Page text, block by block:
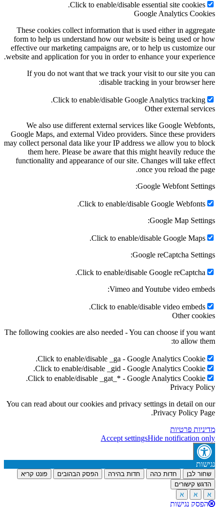
Click to enable/disable essential site cookies.
Google Analytics Cookies
These cookies collect information that is used either in aggregate
form to help us understand how our website is being used or how
effective our marketing campaigns are, or to help us customize our
website and application for you in order to enhance your experience.
If you do not want that we track your visit to our site you can
disable tracking in your browser here:
Click to enable/disable Google Analytics tracking.
Other external services
We also use different external services like Google Webfonts,
Google Maps, and external Video providers. Since these providers
may collect personal data like your IP address we allow you to block
them here. Please be aware that this might heavily reduce the
functionality and appearance of our site. Changes will take effect
once you reload the page.
Google Webfont Settings:
Click to enable/disable Google Webfonts.
Google Map Settings:
Click to enable/disable Google Maps.
Google reCaptcha Settings:
Click to enable/disable Google reCaptcha.
Vimeo and Youtube video embeds:
Click to enable/disable video embeds.
Other cookies
The following cookies are also needed - You can choose if you want
to allow them:
Click to enable/disable _ga - Google Analytics Cookie.
Click to enable/disable _gid - Google Analytics Cookie.
Click to enable/disable _gat_* - Google Analytics Cookie.
Privacy Policy
You can read about our cookies and privacy settings in detail on our
Privacy Policy Page.
מדיניות פרטיות
Accept settingsHide notification only
נגישות
שחור לבן חדות כהה חדות בהירה הפסק הבהובים
פונט קריא
הדגש קישורים
א
א א
הפסק נגישות